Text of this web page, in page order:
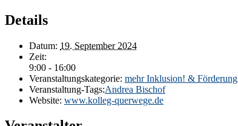
Details
Datum: 19. September 2024
Zeit:
9:00 - 16:00
Veranstaltungskategorie: mehr Inklusion! & Förderung
Veranstaltung-Tags:Andrea Bischof
Website: www.kolleg-querwege.de